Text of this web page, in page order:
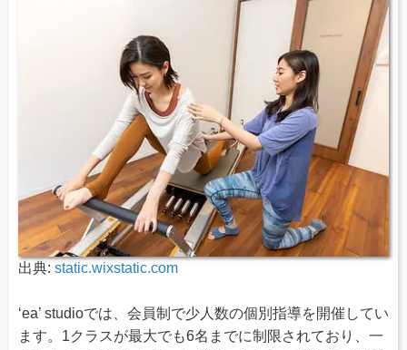
出典: static.wixstatic.com
‘ea’ studioでは、会員制で少人数の個別指導を開催してい
ます。1クラスが最大でも6名までに制限されており、一